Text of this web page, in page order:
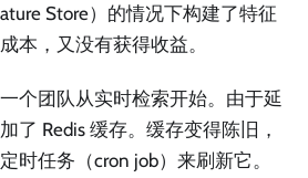
Store）的情况下构建了特征
本，又没有获得收益。
个团队从实时检索开始。由于延
了 Redis 缓存。缓存变得陈旧，
时任务（cron job）来刷新它。